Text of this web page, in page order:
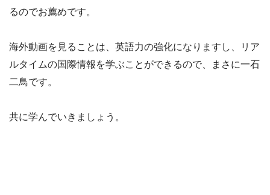
るのでお薦めです。
海外動画を見ることは、英語力の強化になりますし、リア
ルタイムの国際情報を学ぶことができるので、まさに一石
二鳥です。
共に学んでいきましょう。